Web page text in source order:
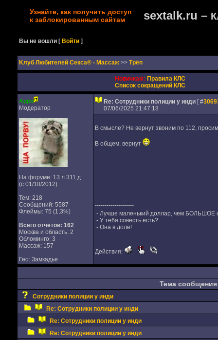
Узнайте, как получить доступ
к заблокированным сайтам
sextalk.ru –
Вы не вошли [Войти ]
Kлуб Любителей Секса® - Массаж >> Трёп
Новичкам: Правила КЛС
Список сокращений КЛС
Appo
Модератор
На форуме: 13 л 311 д
(с 01/10/2012)
Тем: 218
Сообщений: 5587
Флеймы: 75 (1,3%)
Всего отчетов: 162
Москва и область: 2
Обломинго: 3
Массаж: 157
Гео: Замкадье
Re: Сотрудники полиции у инди [ #
07/06/2025 21:47:18
В смысле? Не вернут звоним по 112,
В общем, вернут
--------------------
- Лучше маленький доллар, чем БОЛЬШОЕ
- У тебя совесть есть?
- Она в доле!
Действия:
Тема сообщения
Сотрудники полиции у инди
Re: Сотрудники полиции у инди
Re: Сотрудники полиции у инди
Re: Сотрудники полиции у инди